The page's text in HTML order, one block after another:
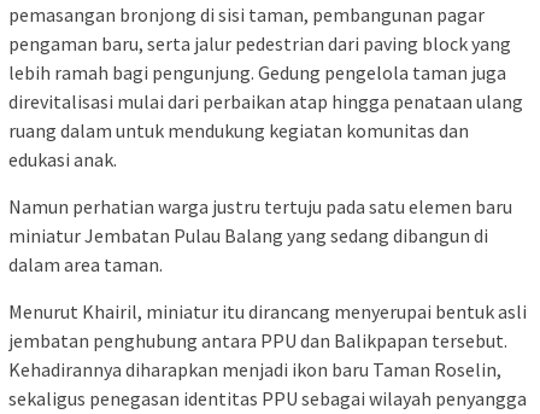
pemasangan bronjong di sisi taman, pembangunan pagar
pengaman baru, serta jalur pedestrian dari paving block yang
lebih ramah bagi pengunjung. Gedung pengelola taman juga
direvitalisasi mulai dari perbaikan atap hingga penataan ulang
ruang dalam untuk mendukung kegiatan komunitas dan
edukasi anak.
Namun perhatian warga justru tertuju pada satu elemen baru
miniatur Jembatan Pulau Balang yang sedang dibangun di
dalam area taman.
Menurut Khairil, miniatur itu dirancang menyerupai bentuk asli
jembatan penghubung antara PPU dan Balikpapan tersebut.
Kehadirannya diharapkan menjadi ikon baru Taman Roselin,
sekaligus penegasan identitas PPU sebagai wilayah penyangga